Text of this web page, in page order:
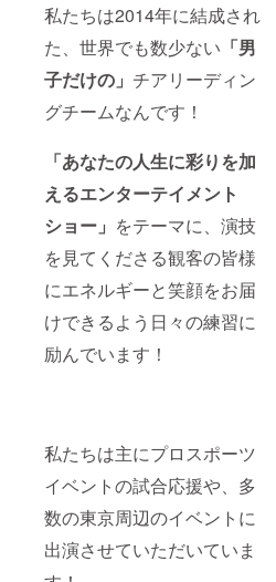
私たちは2014年に結成され
た、世界でも数少ない 「男
子だけの」 チアリーディン
グチームなんです！
「あなたの人生に彩りを加
えるエンターテイメント
ショー」 をテーマに、演技
を見てくださる観客の皆様
にエネルギーと笑顔をお届
けできるよう日々の練習に
励んでいます！
私たちは主にプロスポーツ
イベントの試合応援や、多
数の東京周辺のイベントに
出演させていただいていま